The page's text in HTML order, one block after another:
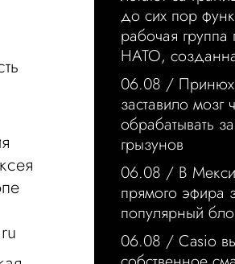
до сих пор
рабочая
НАТО,
06.08 /
заставило мозг
обрабатывать
грызунов
06.08 / В
прямого эфира
популярный
06.08 / Casio